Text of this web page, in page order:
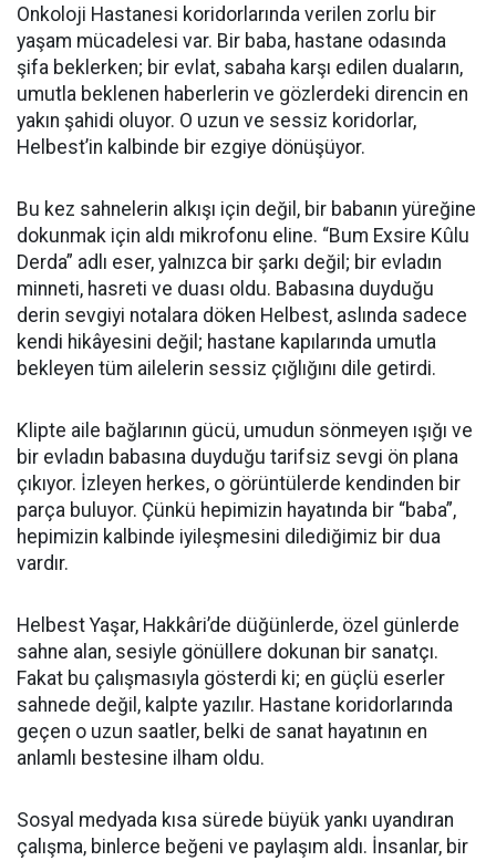
Onkoloji Hastanesi koridorlarında verilen zorlu bir
yaşam mücadelesi var. Bir baba, hastane odasında
şifa beklerken; bir evlat, sabaha karşı edilen duaların,
umutla beklenen haberlerin ve gözlerdeki direncin en
yakın şahidi oluyor. O uzun ve sessiz koridorlar,
Helbest’in kalbinde bir ezgiye dönüşüyor.
Bu kez sahnelerin alkışı için değil, bir babanın yüreğine
dokunmak için aldı mikrofonu eline. “Bum Exsire Kûlu
Derda” adlı eser, yalnızca bir şarkı değil; bir evladın
minneti, hasreti ve duası oldu. Babasına duyduğu
derin sevgiyi notalara döken Helbest, aslında sadece
kendi hikâyesini değil; hastane kapılarında umutla
bekleyen tüm ailelerin sessiz çığlığını dile getirdi.
Klipte aile bağlarının gücü, umudun sönmeyen ışığı ve
bir evladın babasına duyduğu tarifsiz sevgi ön plana
çıkıyor. İzleyen herkes, o görüntülerde kendinden bir
parça buluyor. Çünkü hepimizin hayatında bir “baba”,
hepimizin kalbinde iyileşmesini dilediğimiz bir dua
vardır.
Helbest Yaşar, Hakkâri’de düğünlerde, özel günlerde
sahne alan, sesiyle gönüllere dokunan bir sanatçı.
Fakat bu çalışmasıyla gösterdi ki; en güçlü eserler
sahnede değil, kalpte yazılır. Hastane koridorlarında
geçen o uzun saatler, belki de sanat hayatının en
anlamlı bestesine ilham oldu.
Sosyal medyada kısa sürede büyük yankı uyandıran
çalışma, binlerce beğeni ve paylaşım aldı. İnsanlar, bir